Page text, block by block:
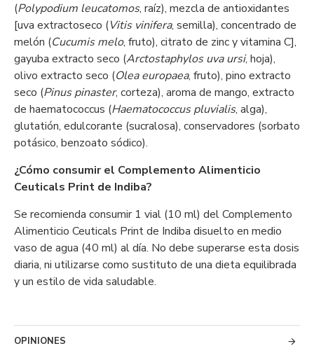
(Polypodium leucatomos, raíz), mezcla de antioxidantes
[uva extractoseco (Vitis vinifera, semilla), concentrado de
melón (Cucumis melo, fruto), citrato de zinc y vitamina C],
gayuba extracto seco (Arctostaphylos uva ursi, hoja),
olivo extracto seco (Olea europaea, fruto), pino extracto
seco (Pinus pinaster, corteza), aroma de mango, extracto
de haematococcus (Haematococcus pluvialis, alga),
glutatión, edulcorante (sucralosa), conservadores (sorbato
potásico, benzoato sódico).
¿Cómo consumir el Complemento Alimenticio
Ceuticals Print de Indiba?
Se recomienda consumir 1 vial (10 ml) del Complemento
Alimenticio Ceuticals Print de Indiba disuelto en medio
vaso de agua (40 ml) al día. No debe superarse esta dosis
diaria, ni utilizarse como sustituto de una dieta equilibrada
y un estilo de vida saludable.
OPINIONES